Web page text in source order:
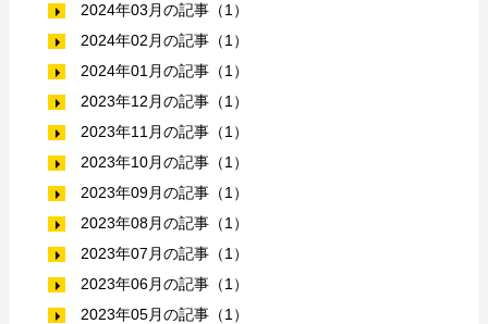
2024年03月の記事（1）
2024年02月の記事（1）
2024年01月の記事（1）
2023年12月の記事（1）
2023年11月の記事（1）
2023年10月の記事（1）
2023年09月の記事（1）
2023年08月の記事（1）
2023年07月の記事（1）
2023年06月の記事（1）
2023年05月の記事（1）